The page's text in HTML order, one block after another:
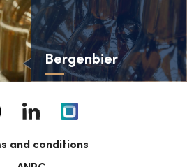
Bergenbier
and conditions